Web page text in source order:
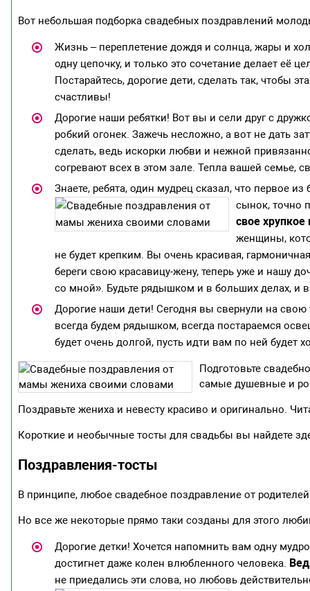
Вот небольшая подборка свадебных поздравлений
Жизнь – переплетение дождя и солнца, жары и
одну цепочку, и только это сочетание делает её
Постарайтесь, дорогие дети, сделать так, чтобы
счастливы!
Дорогие наши ребятки! Вот вы и сели друг с
робкий огонек. Зажечь несложно, а вот не дать
сделать, ведь искорки любви и нежной
согревают всех в этом зале. Тепла вашей семье,
Знаете, ребята, один мудрец сказал, что первое
сынок, точно
свое хрупкое
женщины,
не будет крепким. Вы очень красивая,
береги свою красавицу-жену, теперь уже и нашу
со мной». Будьте рядышком и в больших делах, и
Дорогие наши дети! Сегодня вы свернули на
всегда будем рядышком, всегда постараемся
будет очень долгой, пусть идти вам по ней будет
Подготовьте
самые душевные и
Поздравьте жениха и невесту красиво и оригинально.
Короткие и необычные тосты для свадьбы вы найдете
Поздравления-тосты
В принципе, любое свадебное поздравление от
Но все же некоторые прямо таки созданы для этого
Дорогие детки! Хочется напомнить вам одну
достигнет даже колен влюбленного человека.
не приедались эти слова, но любовь